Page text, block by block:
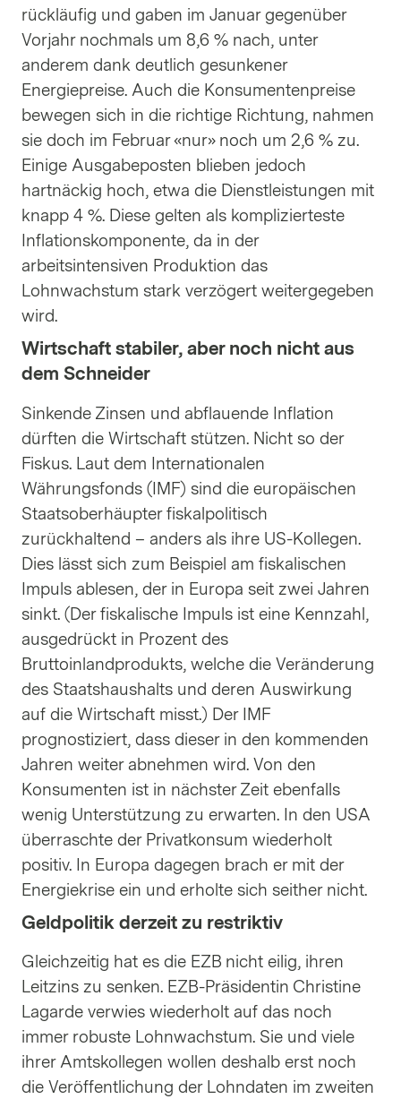
rückläufig und gaben im Januar gegenüber
Vorjahr nochmals um 8,6 % nach, unter
anderem dank deutlich gesunkener
Energiepreise. Auch die Konsumentenpreise
bewegen sich in die richtige Richtung, nahmen
sie doch im Februar «nur» noch um 2,6 % zu.
Einige Ausgabeposten blieben jedoch
hartnäckig hoch, etwa die Dienstleistungen mit
knapp 4 %. Diese gelten als komplizierteste
Inflationskomponente, da in der
arbeitsintensiven Produktion das
Lohnwachstum stark verzögert weitergegeben
wird.
Wirtschaft stabiler, aber noch nicht aus
dem Schneider
Sinkende Zinsen und abflauende Inflation
dürften die Wirtschaft stützen. Nicht so der
Fiskus. Laut dem Internationalen
Währungsfonds (IMF) sind die europäischen
Staatsoberhäupter fiskalpolitisch
zurückhaltend – anders als ihre US-Kollegen.
Dies lässt sich zum Beispiel am fiskalischen
Impuls ablesen, der in Europa seit zwei Jahren
sinkt. (Der fiskalische Impuls ist eine Kennzahl,
ausgedrückt in Prozent des
Bruttoinlandprodukts, welche die Veränderung
des Staatshaushalts und deren Auswirkung
auf die Wirtschaft misst.) Der IMF
prognostiziert, dass dieser in den kommenden
Jahren weiter abnehmen wird. Von den
Konsumenten ist in nächster Zeit ebenfalls
wenig Unterstützung zu erwarten. In den USA
überraschte der Privatkonsum wiederholt
positiv. In Europa dagegen brach er mit der
Energiekrise ein und erholte sich seither nicht.
Geldpolitik derzeit zu restriktiv
Gleichzeitig hat es die EZB nicht eilig, ihren
Leitzins zu senken. EZB-Präsidentin Christine
Lagarde verwies wiederholt auf das noch
immer robuste Lohnwachstum. Sie und viele
ihrer Amtskollegen wollen deshalb erst noch
die Veröffentlichung der Lohndaten im zweiten